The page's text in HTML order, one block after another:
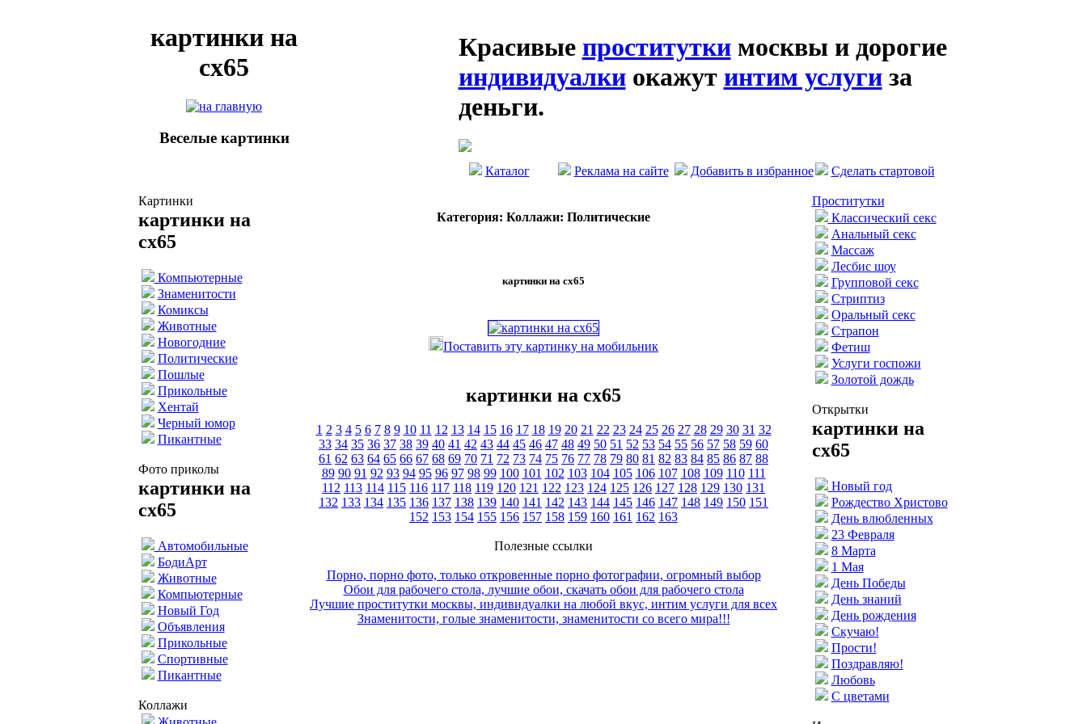
картинки на
cx65
Веселые картинки
Красивые проституткимосквы и дорогие
индивидуалкиокажут интим услугиза
деньги.
Каталог Реклама на сайте Добавить в избранное Сделать стартовой
Картинки
картинки на
cx65
Компьютерные
Знаменитости
Комиксы
Животные
Новогодние
Политические
Пошлые
Прикольные
Хентай
Черный юмор
Пикантные
Фото приколы
картинки на
cx65
Автомобильные
БодиАрт
Животные
Компьютерные
Новый Год
Объявления
Прикольные
Спортивные
Пикантные
Коллажи
Категория: Коллажи: Политические
картинки на cx65
Поставить эту картинку на мобильник
картинки на cx65
1 2 3 4 5 6 7 8 9 10 11 12 13 14 15 16 17 18 19 20 21 22 23 24 25 26 27 28 29 30 31 32
33 34 35 36 37 38 39 40 41 42 43 44 45 46 47 48 49 50 51 52 53 54 55 56 57 58 59 60
61 62 63 64 65 66 67 68 69 70 71 72 73 74 75 76 77 78 79 80 81 82 83 84 85 86 87 88
89 90 91 92 93 94 95 96 97 98 99 100 101 102 103 104 105 106 107 108 109 110 111
112 113 114 115 116 117 118 119 120 121 122 123 124 125 126 127 128 129 130 131
132 133 134 135 136 137 138 139 140 141 142 143 144 145 146 147 148 149 150 151
152 153 154 155 156 157 158 159 160 161 162 163
Полезные ссылки
Порно, порно фото, только откровенные порно фотографии, огромный выбор
Обои для рабочего стола, лучшие обои, скачать обои для рабочего стола
Лучшие проститутки москвы, индивидуалки на любой вкус, интим услуги для всех
Знаменитости, голые знаменитости, знаменитости со всего мира!!!
Проститутки
Классический секс
Анальный секс
Массаж
Лесбис шоу
Групповой секс
Стриптиз
Оральный секс
Страпон
Фетиш
Услуги госпожи
Золотой дождь
Открытки
картинки на
cx65
Новый год
Рождество Христово
День влюбленных
23 Февраля
8 Марта
1 Мая
День Победы
День знаний
День рождения
Скучаю!
Прости!
Поздравляю!
Любовь
С цветами